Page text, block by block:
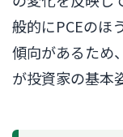
般的にPCEのほ
傾向があるため
が投資家の基本